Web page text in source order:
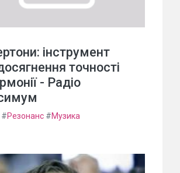
інструмент
точності
- Радіо
#Резонанс #Музика